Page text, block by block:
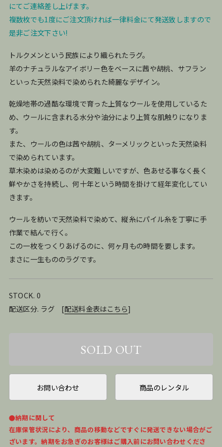
にてご連絡差し上げます。
複数枚でも1度にご注文頂ければ一律料金にて発送致しますので
是非ご注文下さい!
トルクメンという民族により織られたラグ。
羊のナチュラルなアイボリー色をベースに茜や胡桃、サフラン
といった天然染料で染められた綺麗なデザイン。
乾燥地帯の過酷な環境で育った上質なウールを使用しているた
め、ウールに含まれる水分や油分により上質な肌触りになりま
す。
また、ウールの色は茜や胡桃、ターメリックといった天然染料
で染められています。
草木染めは染めるのが大変難しいですが、色あせる事なく長く
鮮やかさを持続し、何十年という時間を掛けて経年変化してい
きます。
ウールを紡いで天然染料で染めて、縦糸にパイル糸を丁寧に手
作業で結んで行く。
この一枚をつくりあげるのに、何ヶ月もの時間を要します。
まさに一生もののラグです。
STOCK. 0
配送区分. ラグ [配送料金表はこちら]
お問い合わせ 商品のレンタル
●納期に関して
在庫保管状況により、商品の移動などですぐに発送できない場合がご
ざいます。納期をお急ぎのお客様はご購入前にお問い合わせくださ